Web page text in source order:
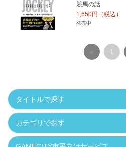
競馬の話
1,650円（税込）
発売中
« 1
タイトルで探す
カテゴリで探す